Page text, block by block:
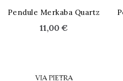
Pendule Merkaba Quartz
11,00 €